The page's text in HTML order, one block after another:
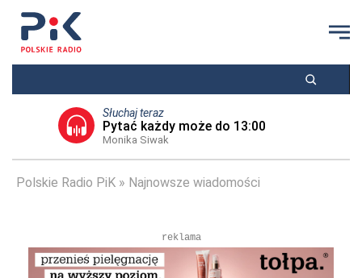
Słuchaj teraz
Pytać każdy może do 13:00
Monika Siwak
Polskie Radio PiK Najnowsze wiadomości
reklama